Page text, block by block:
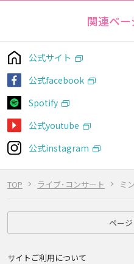
TOP ライブ･コンサート ミ
関連ペ
公式サイト
公式facebook
Spotify
公式youtube
公式instagram
ペー
サイトご利用について